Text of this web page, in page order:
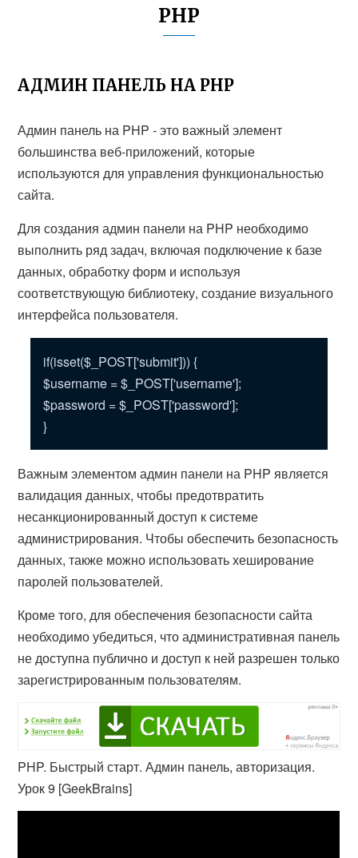
PHP
АДМИН ПАНЕЛЬ НА PHP
Админ панель на PHP - это важный элемент
большинства веб-приложений, которые
используются для управления функциональностью
сайта.
Для создания админ панели на PHP необходимо
выполнить ряд задач, включая подключение к базе
данных, обработку форм и используя
соответствующую библиотеку, создание визуального
интерфейса пользователя.
if(isset($_POST['submit'])) {
$username = $_POST['username'];
$password = $_POST['password'];
}
Важным элементом админ панели на PHP является
валидация данных, чтобы предотвратить
несанкционированный доступ к системе
администрирования. Чтобы обеспечить безопасность
данных, также можно использовать хеширование
паролей пользователей.
Кроме того, для обеспечения безопасности сайта
необходимо убедиться, что административная панель
не доступна публично и доступ к ней разрешен только
зарегистрированным пользователям.
PHP. Быстрый старт. Админ панель, авторизация.
Урок 9 [GeekBrains]